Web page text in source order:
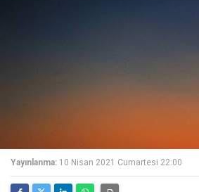
Yayınlanma: 10 Nisan 2021 Cumartesi 22:00